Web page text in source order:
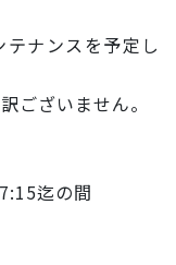
ナンスを予定し
ございません。
迄の間